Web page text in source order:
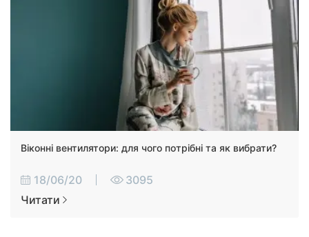
Віконні вентилятори: для чого потрібні та як вибрати?
18/06/20
3095
Читати